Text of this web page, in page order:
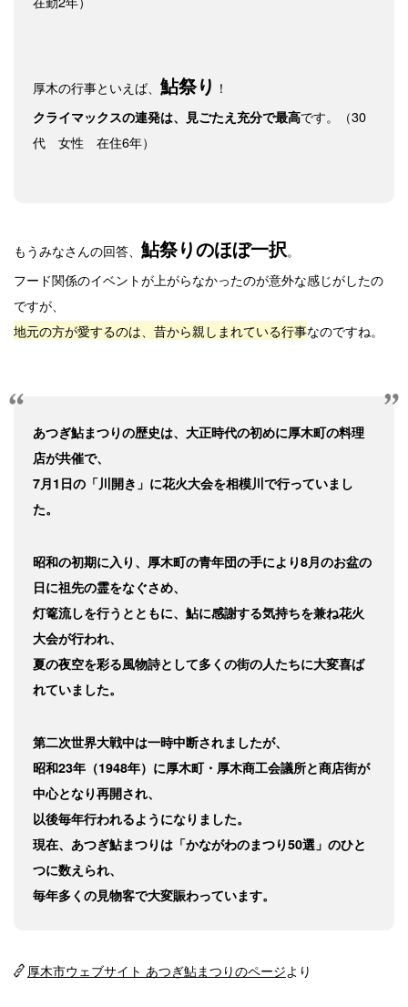
厚木の行事といえば、 鮎祭り ！
クライマックスの連発は、見ごたえ充分で最高です。（30
代 女性 在住6年）
もうみなさんの回答、 鮎祭りのほぼ一択。
フード関係のイベントが上がらなかったのが意外な感じがしたの
ですが、
地元の方が愛するのは、昔から親しまれている行事なのですね。
あつぎ鮎まつりの歴史は、大正時代の初めに厚木町の料理
店が共催で、
7月1日の「川開き」に花火大会を相模川で行っていまし
た。
昭和の初期に入り、厚木町の青年団の手により8月のお盆の
日に祖先の霊をなぐさめ、
灯篭流しを行うとともに、鮎に感謝する気持ちを兼ね花火
大会が行われ、
夏の夜空を彩る風物詩として多くの街の人たちに大変喜ば
れていました。
第二次世界大戦中は一時中断されましたが、
昭和23年（1948年）に厚木町・厚木商工会議所と商店街が
中心となり再開され、
以後毎年行われるようになりました。
現在、あつぎ鮎まつりは「かながわのまつり50選」のひと
つに数えられ、
毎年多くの見物客で大変賑わっています。
厚木市ウェブサイト あつぎ鮎まつりのページより